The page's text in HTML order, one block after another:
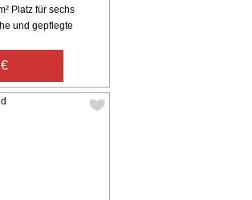
Platz für sechs
und gepflegte